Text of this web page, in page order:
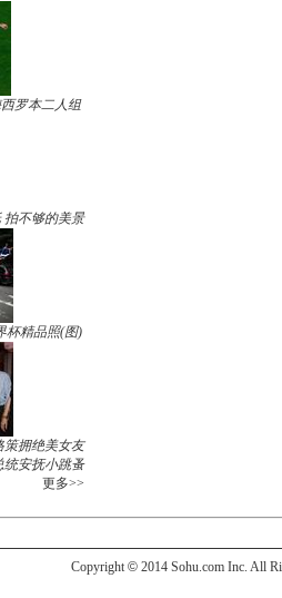
罗本二人组
拍不够的美景
杯精品照(图)
策拥绝美女友
统安抚小跳蚤
更多>>
Copyright © 2014 Sohu.com Inc. All